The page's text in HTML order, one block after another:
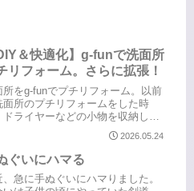
＆快適化】g-funで洗面所
リフォーム。さらに拡張！
所をg-funでプチリフォーム。以前
面所のプチリフォームをした時
ドライヤーなどの小物を収納した
、g-funと100均グッズを駆使して作
した。でもバスタオルとバスマッ
かけるところがなく困っていたの
どうしても欲しい！...
2026.05.24
ぐいにハマる
、急に手ぬぐいにハマりました。